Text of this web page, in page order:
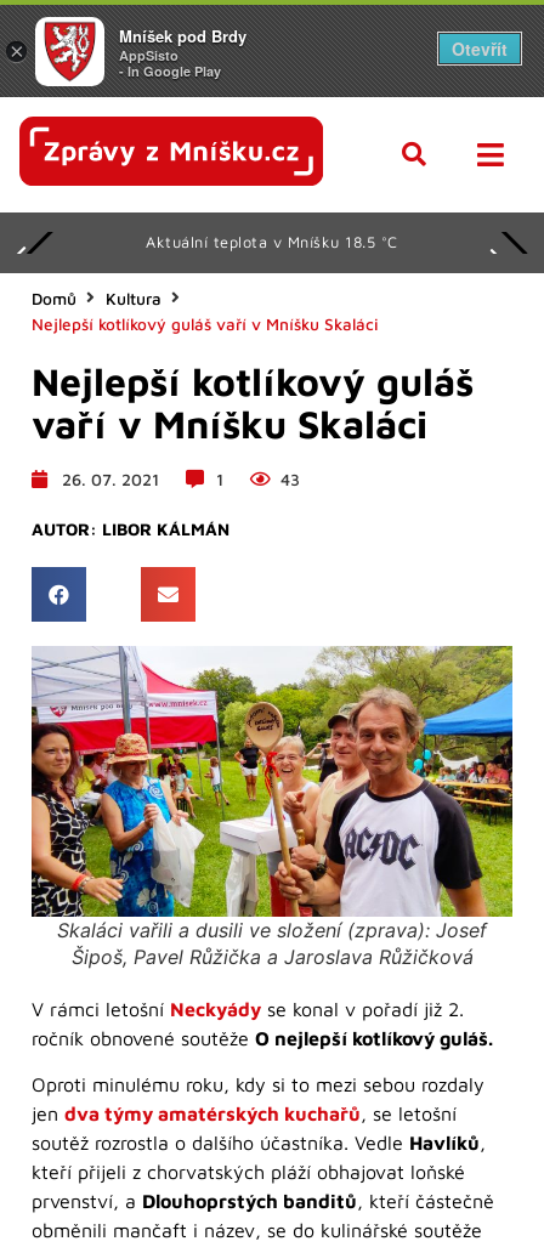
Svátek má Oldřiška
Domů
Kultura
Nejlepší kotlíkový guláš vaří v Mníšku Skaláci
Nejlepší kotlíkový guláš
vaří v Mníšku Skaláci
26. 07. 2021 1 43
AUTOR: LIBOR KÁLMÁN
Skaláci vařili a dusili ve složení (zprava): Josef
Šipoš, Pavel Růžička a Jaroslava Růžičková
V rámci letošní Neckyády se konal v pořadí již 2.
ročník obnovené soutěže O nejlepší kotlíkový guláš.
Oproti minulému roku, kdy si to mezi sebou rozdaly
jen dva týmy amatérských kuchařů, se letošní
soutěž rozrostla o dalšího účastníka. Vedle Havlíků,
kteří přijeli z chorvatských pláží obhajovat loňské
prvenství, a Dlouhoprstých banditů, kteří částečně
obměnili mančaft i název, se do kulinářské soutěže
×
Mníšek pod Brdy
AppSisto
- In Google Play
Otevřít